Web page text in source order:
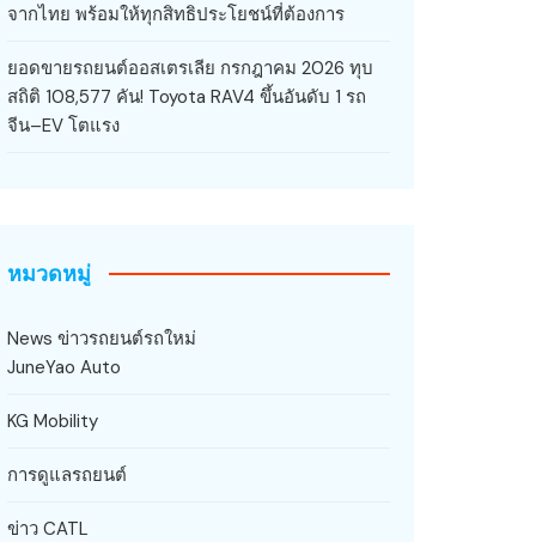
จากไทย พร้อมให้ทุกสิทธิประโยชน์ที่ต้องการ
ยอดขายรถยนต์ออสเตรเลีย กรกฎาคม 2026 ทุบ
สถิติ 108,577 คัน! Toyota RAV4 ขึ้นอันดับ 1 รถ
จีน–EV โตแรง
หมวดหมู่
News ข่าวรถยนต์รถใหม่
JuneYao Auto
KG Mobility
การดูแลรถยนต์
ข่าว CATL